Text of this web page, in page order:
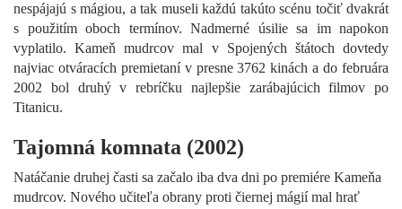
nespájajú s mágiou, a tak museli každú takúto scénu točiť dvakrát
s použitím oboch termínov. Nadmerné úsilie sa im napokon
vyplatilo. Kameň mudrcov mal v Spojených štátoch dovtedy
najviac otváracích premietaní v presne 3762 kinách a do februára
2002 bol druhý v rebríčku najlepšie zarábajúcich filmov po
Titanicu.
Tajomná komnata (2002)
Natáčanie druhej časti sa začalo iba dva dni po premiére Kameňa
mudrcov. Nového učiteľa obrany proti čiernej mágií mal hrať